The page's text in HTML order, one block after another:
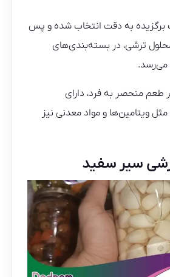
برگزیده به دقت انتخاب شده و پس
ترشی، در بسته‌بندی‌های
طعم منحصر به فرد، دارای
ویتامین‌ها و مواد معدنی نیز
سیر سفید